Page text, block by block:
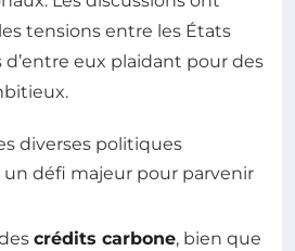
tensions entre les États
eux plaidant pour des
diverses politiques
défi majeur pour parvenir
crédits carbone, bien que